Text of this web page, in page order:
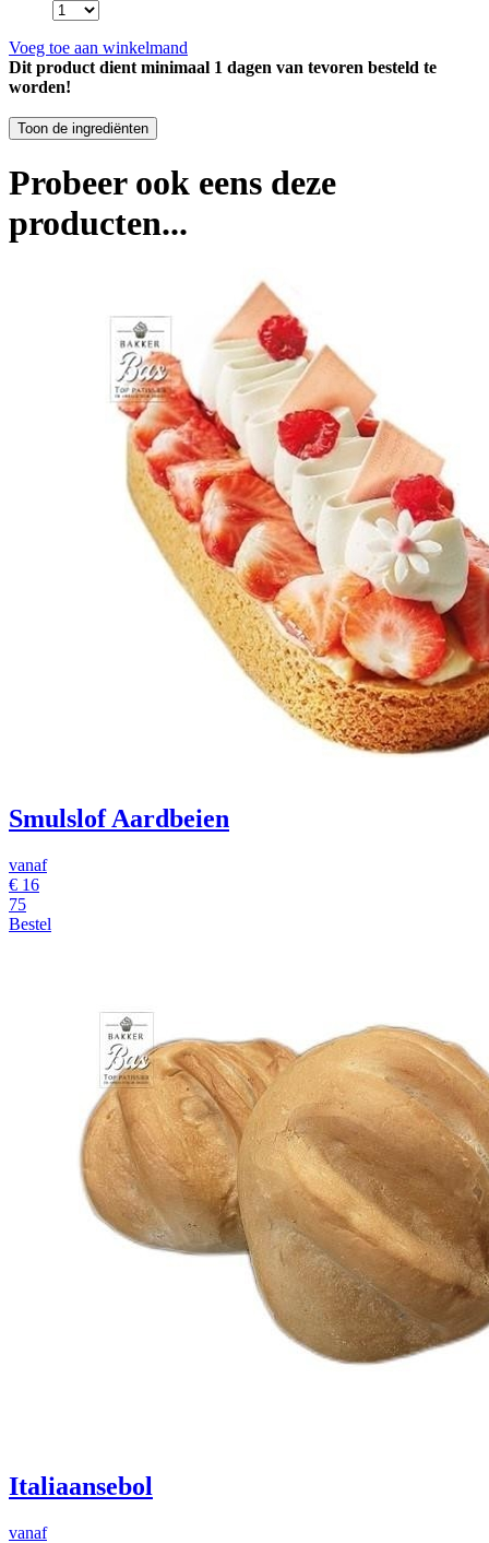
Voeg toe aan winkelmand
Dit product dient minimaal 1 dagen van tevoren besteld te
worden!
Probeer ook eens deze
producten...
Smulslof Aardbeien
vanaf
€ 16
75
Bestel
Italiaansebol
vanaf